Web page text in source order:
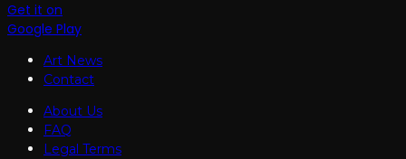
Get it on
Google Play
Art News
Contact
About Us
FAQ
Legal Terms